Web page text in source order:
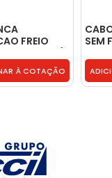
FREIO
) -
À COTAÇÃO
SEM